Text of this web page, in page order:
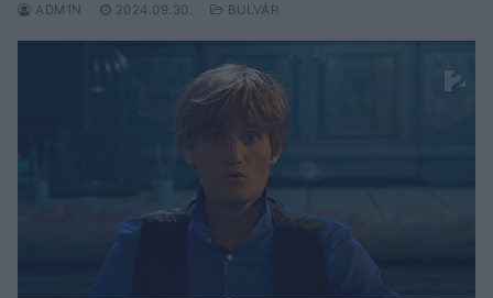
ADM1N 2024.09.30. BULVÁR